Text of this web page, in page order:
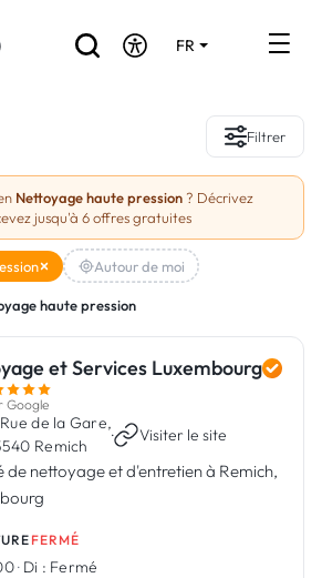
FR
?
Filtrer
Nettoyage haute pression ? Décrivez
jusqu'à 6 offres gratuites
Autour de moi
haute pression
et Services Luxembourg
Google
de la Gare,
Remich
· Visiter le site
de nettoyage et d'entretien à Remich,
FERMÉ
· Di : Fermé